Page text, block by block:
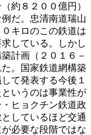
約８２００億円）
だ。忠清南道瑞山
キロのこの鉄道は
している。しかし
計画（２０１６－
。国家鉄道網構築
て発表する今後１
いうのは事業性が
ヒョクチン鉄道政
しているほど交通
必要な段階ではな